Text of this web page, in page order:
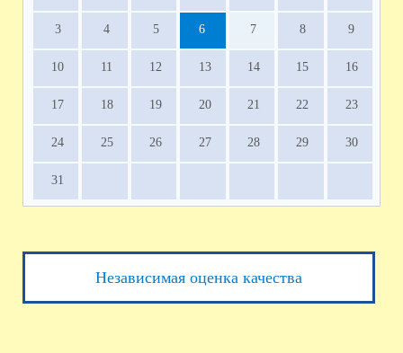
3 4 5 6 7 8 9
10 11 12 13 14 15 16
17 18 19 20 21 22 23
24 25 26 27 28 29 30
31
Независимая оценка качества